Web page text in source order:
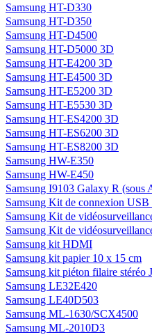
Samsung HT-D330
Samsung HT-D350
Samsung HT-D4500
Samsung HT-D5000 3D
Samsung HT-E4200 3D
Samsung HT-E4500 3D
Samsung HT-E5200 3D
Samsung HT-E5530 3D
Samsung HT-ES4200 3D
Samsung HT-ES6200 3D
Samsung HT-ES8200 3D
Samsung HW-E350
Samsung HW-E450
Samsung I9103 Galaxy R (sous
Samsung Kit de connexion
Samsung Kit de
Samsung Kit de
Samsung kit HDMI
Samsung kit papier 10 x 15 cm
Samsung kit piéton filaire stéréo
Samsung LE32E420
Samsung LE40D503
Samsung ML-1630/SCX4500
Samsung ML-2010D3